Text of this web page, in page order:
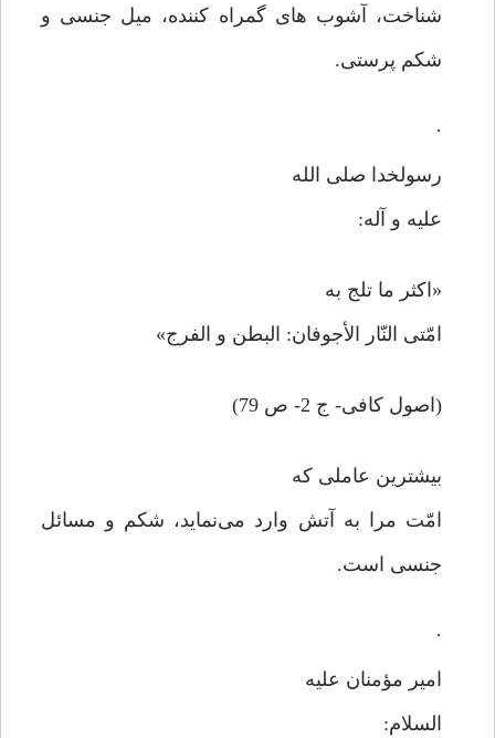
شناخت، آشوب های گمراه کننده، میل جنسی و
شکم پرستی.
·
رسولخدا صلی الله
علیه و آله:
«اکثر ما تلج به
امّتی النّار الأجوفان: البطن و الفرج»
(اصول کافی- ج 2- ص 79)
بیشترین عاملی که
امّت مرا به آتش وارد می‌نماید، شکم و مسائل
جنسی است.
·
امیر مؤمنان علیه
السلام: